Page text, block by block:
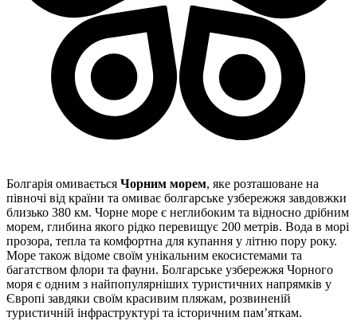
Болгарія омивається Чорним морем, яке розташоване на
півночі від країни та омиває болгарське узбережжя завдовжки
близько 380 км. Чорне море є неглибоким та відносно дрібним
морем, глибина якого рідко перевищує 200 метрів. Вода в морі
прозора, тепла та комфортна для купання у літню пору року.
Море також відоме своїм унікальним екосистемами та
багатством флори та фауни. Болгарське узбережжя Чорного
моря є одним з найпопулярніших туристичних напрямків у
Європі завдяки своїм красивим пляжам, розвиненій
туристичній інфраструктурі та історичним пам’яткам.